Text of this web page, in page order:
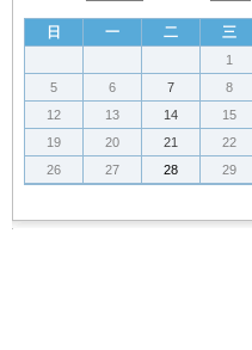
日 一 二 三
1
5
6 7 8
12
13 14 15
19
20 21 22
26
27 28 29